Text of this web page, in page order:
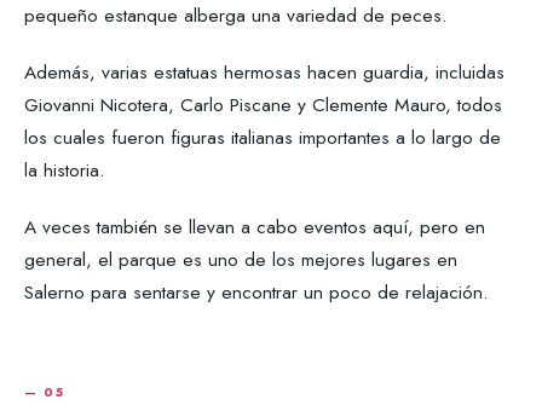
pequeño estanque alberga una variedad de peces.
Además, varias estatuas hermosas hacen guardia, incluidas
Giovanni Nicotera, Carlo Piscane y Clemente Mauro, todos
los cuales fueron figuras italianas importantes a lo largo de
la historia.
A veces también se llevan a cabo eventos aquí, pero en
general, el parque es uno de los mejores lugares en
Salerno para sentarse y encontrar un poco de relajación.